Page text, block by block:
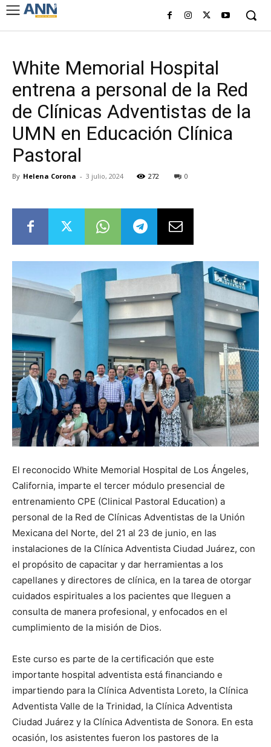
White Memorial Hospital
entrena a personal de la Red
de Clínicas Adventistas de la
UMN en Educación Clínica
Pastoral
By Helena Corona - 3 julio, 2024 272 0
El reconocido White Memorial Hospital de Los Ángeles,
California, imparte el tercer módulo presencial de
entrenamiento CPE (Clinical Pastoral Education) a
personal de la Red de Clínicas Adventistas de la Unión
Mexicana del Norte, del 21 al 23 de junio, en las
instalaciones de la Clínica Adventista Ciudad Juárez, con
el propósito de capacitar y dar herramientas a los
capellanes y directores de clínica, en la tarea de otorgar
cuidados espirituales a los pacientes que lleguen a
consulta de manera profesional, y enfocados en el
cumplimiento de la misión de Dios.
Este curso es parte de la certificación que este
importante hospital adventista está financiando e
impartiendo para la Clínica Adventista Loreto, la Clínica
Adventista Valle de la Trinidad, la Clínica Adventista
Ciudad Juárez y la Clínica Adventista de Sonora. En esta
ocasión, los asistentes fueron los pastores de la